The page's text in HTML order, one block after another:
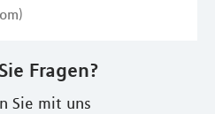
Fragen?
Sie mit uns